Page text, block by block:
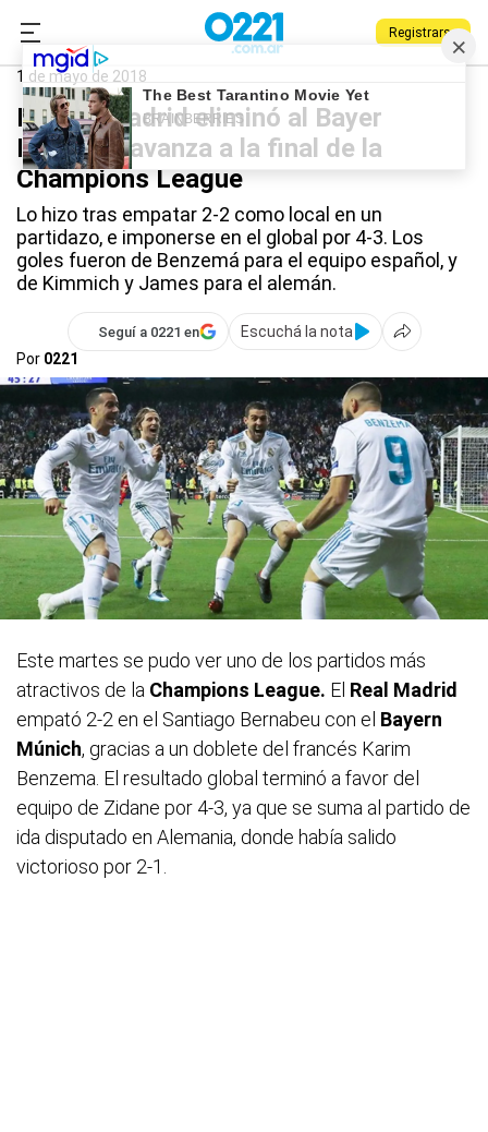
Registrarse
0221.com.ar
final
1 de mayo de 2018
El Real Madrid eliminó al Bayer
Munich y avanza a la final de la
Champions League
Lo hizo tras empatar 2-2 como local en un
partidazo, e imponerse en el global por 4-3. Los
goles fueron de Benzemá para el equipo español, y
de Kimmich y James para el alemán.
Seguí a 0221 en
Escuchá la nota
Por 0221
Este martes se pudo ver uno de los partidos más
atractivos de la Champions League. El Real Madrid
empató 2-2 en el Santiago Bernabeu con el Bayern
Múnich, gracias a un doblete del francés Karim
Benzema. El resultado global terminó a favor del
equipo de Zidane por 4-3, ya que se suma al partido de
ida disputado en Alemania, donde había salido
victorioso por 2-1.